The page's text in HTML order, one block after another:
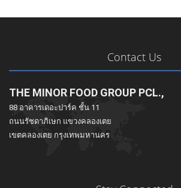
Contact Us
THE MINOR FOOD GROUP PCL.,
88 อาคารเดอะปาร์ค ชั้น 11
ถนนรัชดาภิเษก แขวงคลองเตย
เขตคลองเตย กรุงเทพมหานคร